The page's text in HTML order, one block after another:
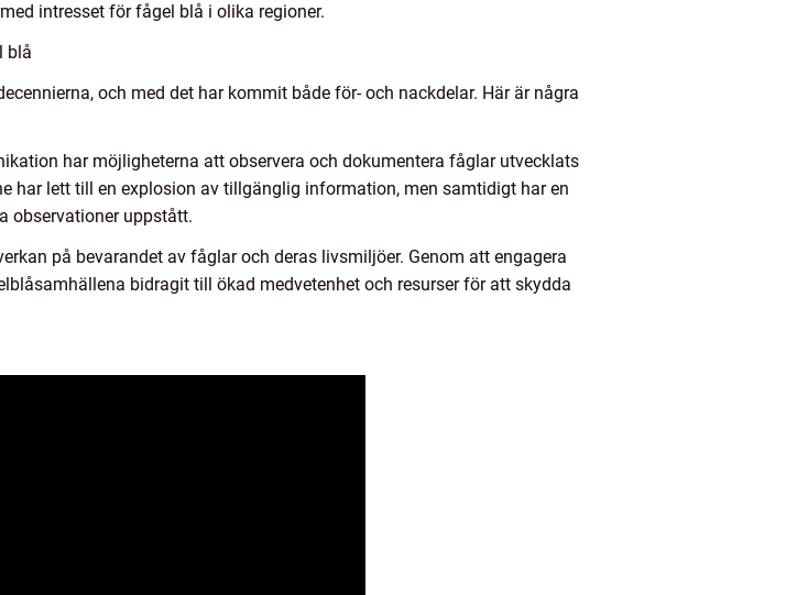
intresset för fågel blå i olika regioner.
blå
och med det har kommit både för- och nackdelar. Här är några
har möjligheterna att observera och dokumentera fåglar utvecklats
har lett till en explosion av tillgänglig information, men samtidigt har en
observationer uppstått.
på bevarandet av fåglar och deras livsmiljöer. Genom att engagera
bidragit till ökad medvetenhet och resurser för att skydda